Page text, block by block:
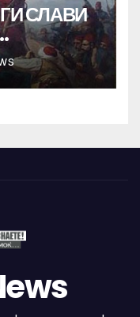
СЛАВИ